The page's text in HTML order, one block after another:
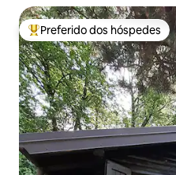
Entre os melhores
Preferido dos hóspedes